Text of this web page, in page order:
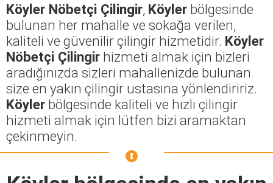
Köyler Nöbetçi Çilingir, Köyler bölgesinde
bulunan her mahalle ve sokağa verilen,
kaliteli ve güvenilir çilingir hizmetidir. Köyler
Nöbetçi Çilingir hizmeti almak için bizleri
aradığınızda sizleri mahallenizde bulunan
size en yakın çilingir ustasına yönlendiririz.
Köyler bölgesinde kaliteli ve hızlı çilingir
hizmeti almak için lütfen bizi aramaktan
çekinmeyin.